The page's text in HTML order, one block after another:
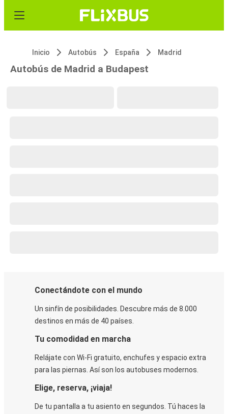
Inicio Autobús España Madrid
Autobús de Madrid a Budapest
Conectándote con el mundo
Un sinfín de posibilidades. Descubre más de 8.000
destinos en más de 40 países.
Tu comodidad en marcha
Relájate con Wi-Fi gratuito, enchufes y espacio extra
para las piernas. Así son los autobuses modernos.
Elige, reserva, ¡viaja!
De tu pantalla a tu asiento en segundos. Tú haces la